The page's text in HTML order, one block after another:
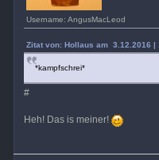
Username: AngusMacLeod
Zitat von: Hollaus am 3.12.2016 |
*kampfschrei*
#
Heh! Das is meiner!